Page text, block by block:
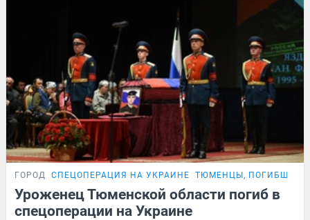
ГОРОД СПЕЦОПЕРАЦИЯ НА УКРАИНЕ ТЮМЕНЦЫ, ПОГИБШИЕ
Уроженец Тюменской области погиб в
спецоперации на Украине